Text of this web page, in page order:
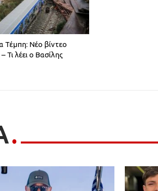
Τέμπη: Νέο βίντεο
Τι λέει ο Βασίλης